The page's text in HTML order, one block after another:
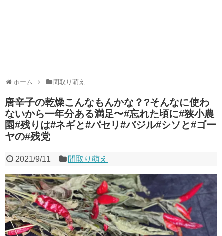
ホーム 間取り萌え
唐辛子の乾燥こんなもんかな？?そんなに使わ
ないから一年分ある満足〜#忘れた頃に#狭小農
園#残りは#ネギと#パセリ#バジル#シソと#ゴー
ヤの#残党
2021/9/11 間取り萌え